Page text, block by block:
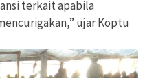
terkait apabila
ujar Koptu